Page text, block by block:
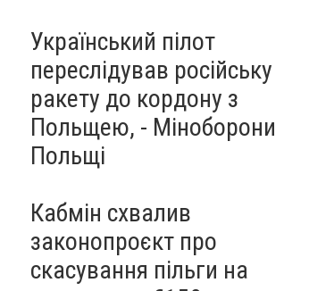
Український пілот
переслідував російську
ракету до кордону з
Польщею, - Міноборони
Польщі
Кабмін схвалив
законопроєкт про
скасування пільги на